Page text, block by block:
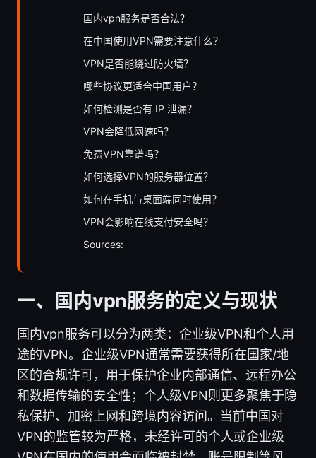
国内vpn服务是否合法？
在中国使用VPN需要注意什么？
VPN是否能绕过防火墙？
哪些协议更适合中国用户？
如何检测是否有 IP 泄漏？
VPN会降低网速吗？
免费VPN靠谱吗？
如何选择VPN的服务器位置？
如何在手机与桌面端同时使用？
VPN会影响在线支付安全吗？
Sources:
一、国内vpn服务的定义与现状
国内vpn服务可以分为两类：企业级VPN和个人用
途的VPN。企业级VPN通常需要获得所在国家/地
区的合规许可，用于保护企业内部通信、远程办公
和数据传输的安全性；个人级VPN则更多聚焦于隐
私保护、加密上网和跨境内容访问。当前中国对
VPN的监管较为严格，未经许可的个人或企业级